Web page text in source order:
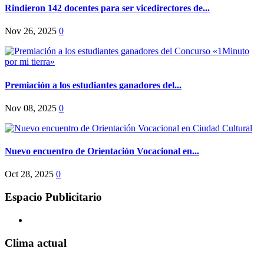
Rindieron 142 docentes para ser vicedirectores de...
Nov 26, 2025 0
Premiación a los estudiantes ganadores del...
Nov 08, 2025 0
Nuevo encuentro de Orientación Vocacional en...
Oct 28, 2025 0
Espacio Publicitario
Clima actual